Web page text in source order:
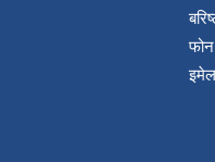
फोन